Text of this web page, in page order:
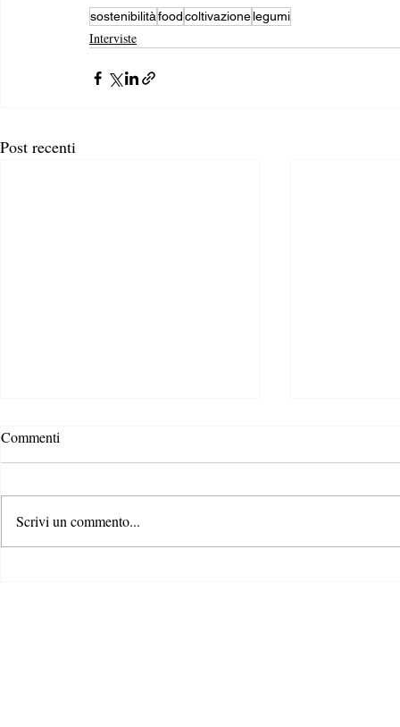
sostenibilitàfoodcoltivazionelegumi
Interviste
Post recenti
Commenti
Scrivi un commento...